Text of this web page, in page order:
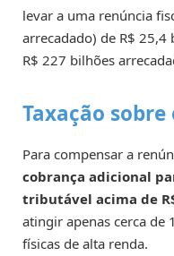
levar a uma renúncia
arrecadado) de R$ 25,4
R$ 227 bilhões
Taxação
Para compensar a
cobrança adicional
tributável acima de
atingir apenas cerca de
físicas de alta renda.